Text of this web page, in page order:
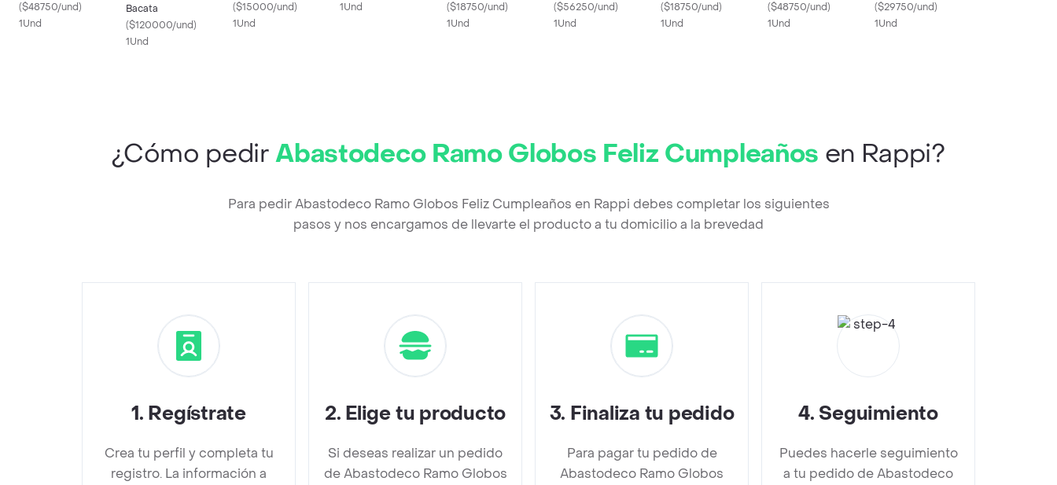
($48750/und)
1Und
Bacata
($120000/und)
1Und
($15000/und)
1Und
1Und
($18750/und)
1Und
($56250/und)
1Und
Relajación Y Estilo
($18750/und)
1Und
($48750/und)
1Und
Cerámica Decorativa
($29750/und)
1Und
¿Cómo pedirAbastodeco Ramo Globos Feliz Cumpleaños en Rappi?
Para pedir Abastodeco Ramo Globos Feliz Cumpleaños en Rappi debes completar los siguientes
pasos y nos encargamos de llevarte el producto a tu domicilio a la brevedad
1. Regístrate
Crea tu perfil y completa tu
registro. La información a
2. Elige tu producto
Si deseas realizar un pedido
de Abastodeco Ramo Globos
3. Finaliza tu pedido
Para pagar tu pedido de
Abastodeco Ramo Globos
4. Seguimiento
Puedes hacerle seguimiento
a tu pedido de Abastodeco